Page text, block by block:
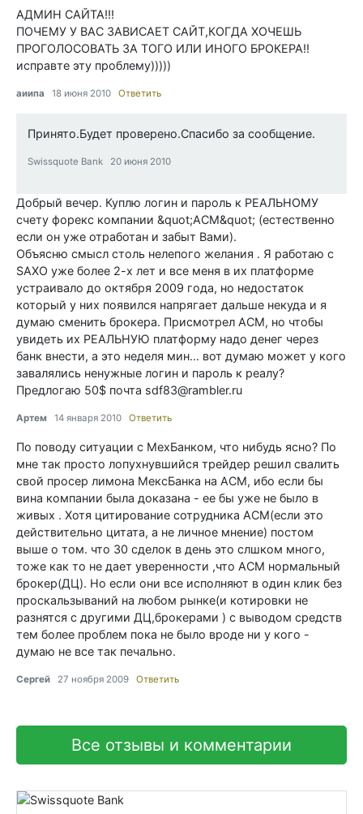
АДМИН САЙТА!!!
ПОЧЕМУ У ВАС ЗАВИСАЕТ САЙТ,КОГДА ХОЧЕШЬ
ПРОГОЛОСОВАТЬ ЗА ТОГО ИЛИ ИНОГО БРОКЕРА!!
исправте эту проблему)))))
аиипа 18 июня 2010 Ответить
Принято.Будет проверено.Спасибо за сообщение.
Swissquote Bank 20 июня 2010
Добрый вечер. Куплю логин и пароль к РЕАЛЬНОМУ
счету форекс компании &quot;ACM&quot; (естественно
если он уже отработан и забыт Вами).
Объясню смысл столь нелепого желания . Я работаю с
SAXO уже более 2-х лет и все меня в их платформе
устраивало до октября 2009 года, но недостаток
который у них появился напрягает дальше некуда и я
думаю сменить брокера. Присмотрел ACM, но чтобы
увидеть их РЕАЛЬНУЮ платформу надо денег через
банк внести, а это неделя мин... вот думаю может у кого
завалялись ненужные логин и пароль к реалу?
Предлогаю 50$ почта sdf83@rambler.ru
Артем 14 января 2010 Ответить
По поводу ситуации с МехБанком, что нибудь ясно? По
мне так просто лопухнувшийся трейдер решил свалить
свой просер лимона МексБанка на ACM, ибо если бы
вина компании была доказана - ее бы уже не было в
живых . Хотя цитирование сотрудника АСМ(если это
действительно цитата, а не личное мнение) постом
выше о том. что 30 сделок в день это слшком много,
тоже как то не дает уверенности ,что АСМ нормальный
брокер(ДЦ). Но если они все исполняют в один клик без
проскальзываний на любом рынке(и котировки не
разнятся с другими ДЦ,брокерами ) с выводом средств
тем более проблем пока не было вроде ни у кого -
думаю не все так печально.
Сергей 27 ноября 2009 Ответить
Все отзывы и комментарии